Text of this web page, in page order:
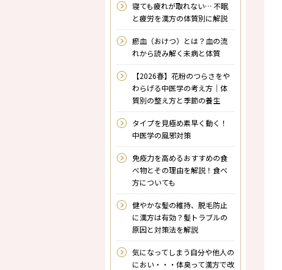
寝ても疲れが取れない… 不眠
と疲労を漢方の体質別に解説
瘀血（おけつ）とは？――血の流
れから読み解く未病と体質
【2026春】花粉のつらさをや
わらげる中医学の考え方｜体
質別の整え方と季節の養生
タイプを見極め素早く動く！
中医学の風邪対策
免疫力を高めるおすすめの食
べ物とその理由を解説！食べ
方についても
健やかな髪の維持、脱毛防止
に漢方は有効？髪トラブルの
原因と対策法を解説
気になってしまう自分や他人の
におい・・・体臭って漢方で改